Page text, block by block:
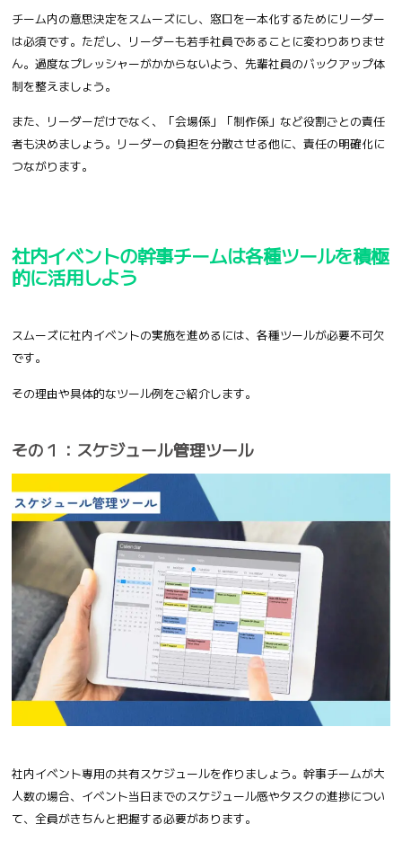
チーム内の意思決定をスムーズにし、窓口を一本化するためにリーダー
は必須です。ただし、リーダーも若手社員であることに変わりありませ
ん。過度なプレッシャーがかからないよう、先輩社員のバックアップ体
制を整えましょう。
また、リーダーだけでなく、「会場係」「制作係」など役割ごとの責任
者も決めましょう。リーダーの負担を分散させる他に、責任の明確化に
つながります。
社内イベントの幹事チームは各種ツールを積極
的に活用しよう
スムーズに社内イベントの実施を進めるには、各種ツールが必要不可欠
です。
その理由や具体的なツール例をご紹介します。
その１：スケジュール管理ツール
社内イベント専用の共有スケジュールを作りましょう。幹事チームが大
人数の場合、イベント当日までのスケジュール感やタスクの進捗につい
て、全員がきちんと把握する必要があります。